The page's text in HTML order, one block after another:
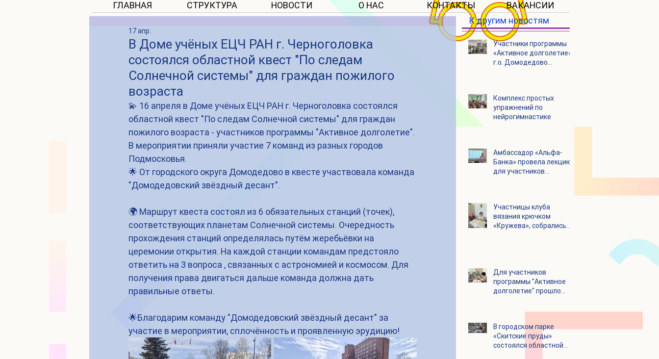
ГЛАВНАЯ СТРУКТУРА НОВОСТИ О НАС КОНТАКТЫ ВАКАНСИИ
В Доме учёных ЕЦЧ РАН г. Черноголовка
состоялся областной квест "По следам
Солнечной системы" для граждан пожилого
возраста
17 апр.
💫 16 апреля в Доме учёных ЕЦЧ РАН г. Черноголовка состоялся
областной квест "По следам Солнечной системы" для граждан
пожилого возраста - участников программы "Активное долголетие".
В мероприятии приняли участие 7 команд из разных городов
Подмосковья.
🌟 От городского округа Домодедово в квесте участвовала команда
"Домодедовский звёздный десант".
🌍 Маршрут квеста состоял из 6 обязательных станций (точек),
соответствующих планетам Солнечной системы. Очередность
прохождения станций определялась путём жеребьёвки на
церемонии открытия. На каждой станции командам предстояло
ответить на 3 вопроса , связанных с астрономией и космосом. Для
получения права двигаться дальше команда должна дать
правильные ответы.
🌟Благодарим команду "Домодедовский звёздный десант" за
участие в мероприятии, сплочённость и проявленную эрудицию!
К другим новостям
Участники программы
«Активное долголетие»
г.о. Домодедово
Комплекс простых
упражнений по
нейрогимнастике
Амбассадор «Альфа-
Банка» провела лекцию
для участников
Участницы клуба
вязания крючком
«Кружева», собрались
Для участников
программы "Активное
долголетие" прошло
настольными играми
В городском парке
«Скитские пруды»
состоялся областной